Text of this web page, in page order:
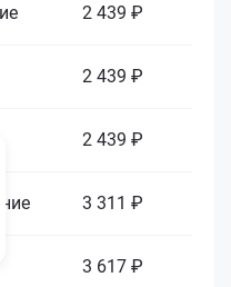
2 439 ₽
2 439 ₽
2 439 ₽
3 311 ₽
3 617 ₽